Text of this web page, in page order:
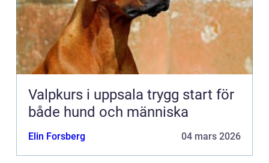
Valpkurs i uppsala trygg start för
både hund och människa
Elin Forsberg 04 mars 2026